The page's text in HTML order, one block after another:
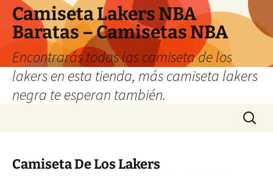
Camiseta Lakers NBA
Baratas – Camisetas NBA
Encontrarás todas las camiseta de los
lakers en esta tienda, más camiseta lakers
negra te esperan también.
Buscar:
Camiseta De Los Lakers